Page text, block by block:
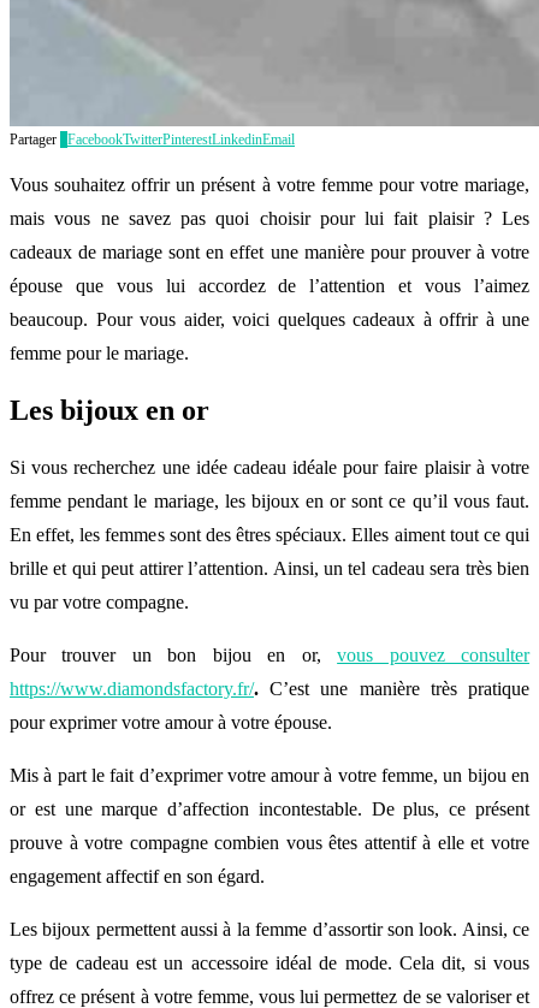
Partager FacebookTwitterPinterestLinkedinEmail
Vous souhaitez offrir un présent à votre femme pour votre mariage,
mais vous ne savez pas quoi choisir pour lui fait plaisir ? Les
cadeaux de mariage sont en effet une manière pour prouver à votre
épouse que vous lui accordez de l’attention et vous l’aimez
beaucoup. Pour vous aider, voici quelques cadeaux à offrir à une
femme pour le mariage.
Les bijoux en or
Si vous recherchez une idée cadeau idéale pour faire plaisir à votre
femme pendant le mariage, les bijoux en or sont ce qu’il vous faut.
En effet, les femmes sont des êtres spéciaux. Elles aiment tout ce qui
brille et qui peut attirer l’attention. Ainsi, un tel cadeau sera très bien
vu par votre compagne.
Pour trouver un bon bijou en or,vous pouvez consulter
https://www.diamondsfactory.fr/.C’est une manière très pratique
pour exprimer votre amour à votre épouse.
Mis à part le fait d’exprimer votre amour à votre femme, un bijou en
or est une marque d’affection incontestable. De plus, ce présent
prouve à votre compagne combien vous êtes attentif à elle et votre
engagement affectif en son égard.
Les bijoux permettent aussi à la femme d’assortir son look. Ainsi, ce
type de cadeau est un accessoire idéal de mode. Cela dit, si vous
offrez ce présent à votre femme, vous lui permettez de se valoriser et